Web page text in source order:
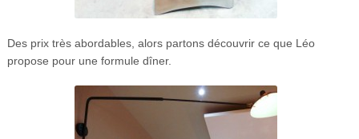
Des prix très abordables, alors partons découvrir ce que Léo
propose pour une formule dîner.